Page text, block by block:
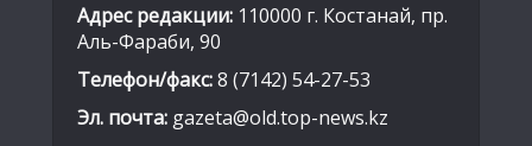
Адрес редакции: 110000 г. Костанай, пр.
Аль-Фараби, 90
Телефон/факс:8 (7142) 54-27-53
Эл. почта: gazeta@old.top-news.kz